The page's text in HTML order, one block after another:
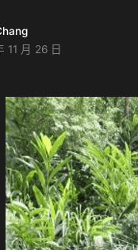
11 月 26 日